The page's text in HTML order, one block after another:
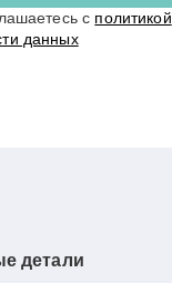
с политикой
данных
детали